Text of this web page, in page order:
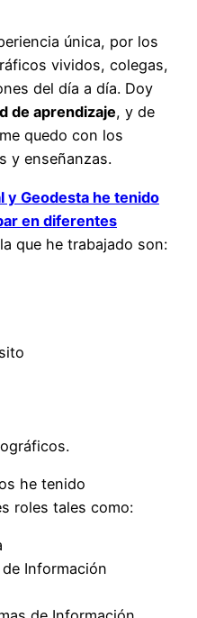
única, por los
vividos, colegas,
del día a día. Doy
de aprendizaje, y de
quedo con los
y enseñanzas.
y Geodesta he tenido
en diferentes
que he trabajado son:
he tenido
roles tales como:
Información